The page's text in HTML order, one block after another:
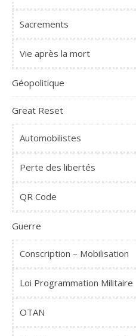
Sacrements
Vie après la mort
Géopolitique
Great Reset
Automobilistes
Perte des libertés
QR Code
Guerre
Conscription – Mobilisation
Loi Programmation Militaire
OTAN